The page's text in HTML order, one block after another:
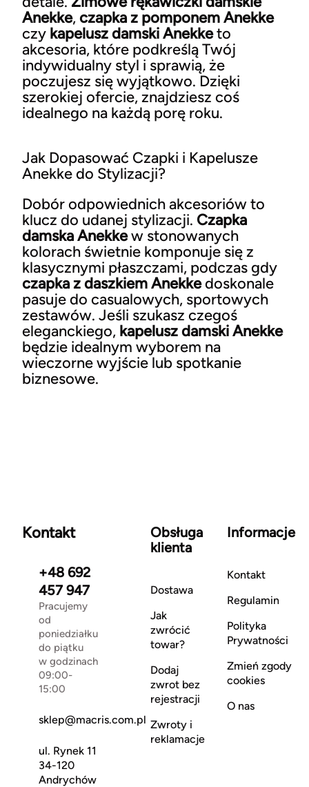
Anekke, czapka z pomponem Anekke
czy kapelusz damski Anekketo
akcesoria, które podkreślą Twój
indywidualny styl i sprawią, że
poczujesz się wyjątkowo. Dzięki
szerokiej ofercie, znajdziesz coś
idealnego na każdą porę roku.
Jak Dopasować Czapki i Kapelusze
Anekke do Stylizacji?
Dobór odpowiednich akcesoriów to
klucz do udanej stylizacji. Czapka
damska Anekkew stonowanych
kolorach świetnie komponuje się z
klasycznymi płaszczami, podczas gdy
czapka z daszkiem Anekkedoskonale
pasuje do casualowych, sportowych
zestawów. Jeśli szukasz czegoś
eleganckiego, kapelusz damski Anekke
będzie idealnym wyborem na
wieczorne wyjście lub spotkanie
biznesowe.
Kontakt
+48 692
457 947
Pracujemy
od
poniedziałku
do piątku
w godzinach
09:00-
15:00
sklep@macris.com.pl
ul. Rynek 11
34-120
Andrychów
Obsługa
klienta
Dostawa
Jak
zwrócić
towar?
Dodaj
zwrot bez
rejestracji
Zwroty i
reklamacje
Informacje
Kontakt
Regulamin
Polityka
Prywatności
Zmień zgody
cookies
O nas